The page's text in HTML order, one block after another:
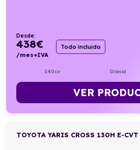
Desde:
438€
/mes+IVA
Todo incluido
140cv Diésel
VER
TOYOTA YARIS CROSS 130H E-